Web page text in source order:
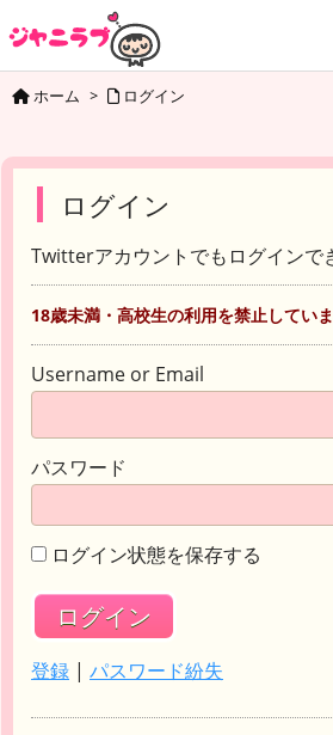
ホーム > ログイン
ログイン
Twitterアカウントでもログインで
18歳未満・高校生の利用を禁止していま
Username or Email
パスワード
ログイン状態を保存する
登録 | パスワード紛失